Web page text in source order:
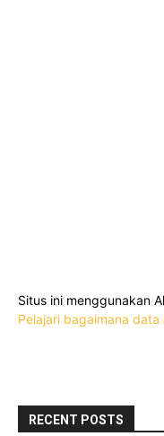
Situs ini menggunakan
Pelajari bagaimana
RECENT POSTS